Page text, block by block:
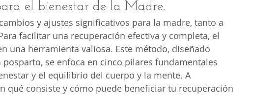
el bienestar de la Madre.
y ajustes significativos para la madre, tanto a
facilitar una recuperación efectiva y completa, el
una herramienta valiosa. Este método, diseñado
se enfoca en cinco pilares fundamentales
y el equilibrio del cuerpo y la mente. A
qué consiste y cómo puede beneficiar tu recuperación